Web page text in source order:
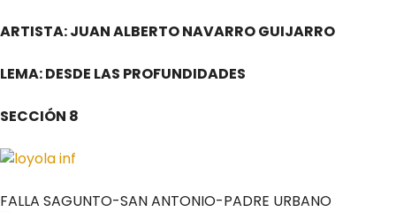
ARTISTA: JUAN ALBERTO NAVARRO GUIJARRO
LEMA: DESDE LAS PROFUNDIDADES
SECCIÓN 8
FALLA SAGUNTO-SAN ANTONIO-PADRE URBANO